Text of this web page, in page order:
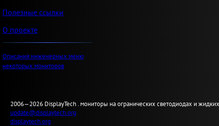
Полезные ссылки
О проекте
Описания инженерных меню
некоторых мониторов
2006—2026 DisplayTech . мониторы на огранических светодиодах и
update@displaytech.org
displaytech.org